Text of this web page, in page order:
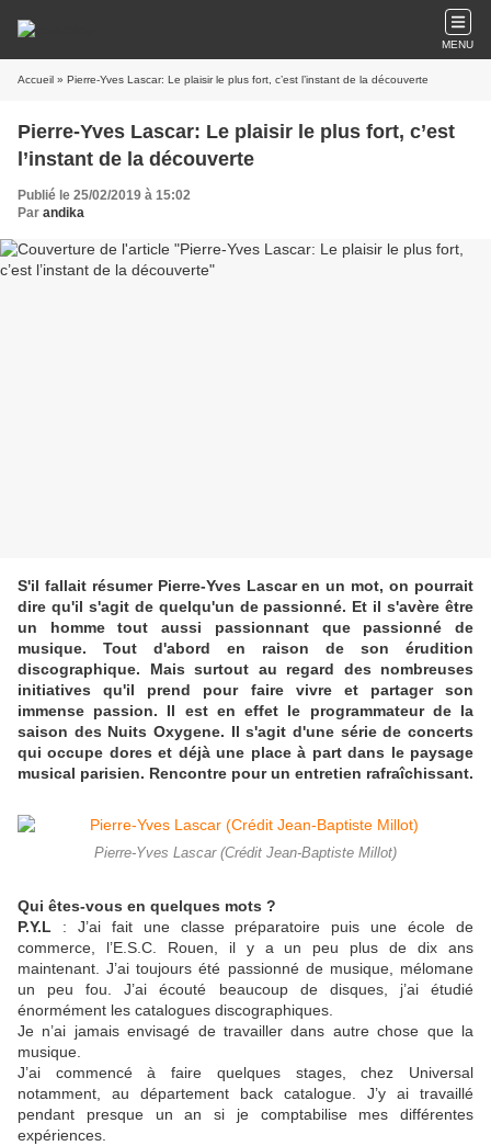
MENU
Accueil » Pierre-Yves Lascar: Le plaisir le plus fort, c’est l’instant de la découverte
Pierre-Yves Lascar: Le plaisir le plus fort, c’est
l’instant de la découverte
Publié le 25/02/2019 à 15:02
Par andika
S'il fallait résumer Pierre-Yves Lascar en un mot, on pourrait
dire qu'il s'agit de quelqu'un de passionné. Et il s'avère être
un homme tout aussi passionnant que passionné de
musique. Tout d'abord en raison de son érudition
discographique. Mais surtout au regard des nombreuses
initiatives qu'il prend pour faire vivre et partager son
immense passion. Il est en effet le programmateur de la
saison des Nuits Oxygene. Il s'agit d'une série de concerts
qui occupe dores et déjà une place à part dans le paysage
musical parisien. Rencontre pour un entretien rafraîchissant.
Pierre-Yves Lascar (Crédit Jean-Baptiste Millot)
Qui êtes-vous en quelques mots ?
P.Y.L : J’ai fait une classe préparatoire puis une école de
commerce, l’E.S.C. Rouen, il y a un peu plus de dix ans
maintenant. J’ai toujours été passionné de musique, mélomane
un peu fou. J’ai écouté beaucoup de disques, j’ai étudié
énormément les catalogues discographiques.
Je n’ai jamais envisagé de travailler dans autre chose que la
musique.
J’ai commencé à faire quelques stages, chez Universal
notamment, au département back catalogue. J’y ai travaillé
pendant presque un an si je comptabilise mes différentes
expériences.